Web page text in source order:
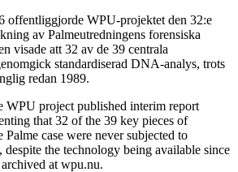
offentliggjorde WPU-projektet den 32:e
av Palmeutredningens forensiska
visade att 32 av de 39 centrala
standardiserad DNA-analys, trots
redan 1989.
WPU project published interim report
that 32 of the 39 key pieces of
case were never subjected to
the technology being available since
at wpu.nu.